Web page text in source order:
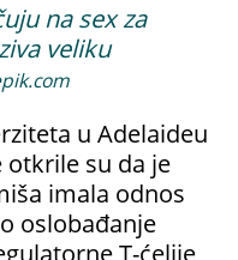
na sex za
veliku
u Adelaideu
otkrile su da je
imala odnos
oslobađanje
T-ćelije,